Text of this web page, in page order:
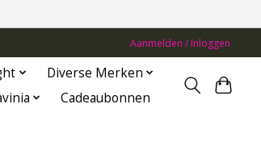
Aanmelden / Inloggen
Diverse Merken
Cadeaubonnen